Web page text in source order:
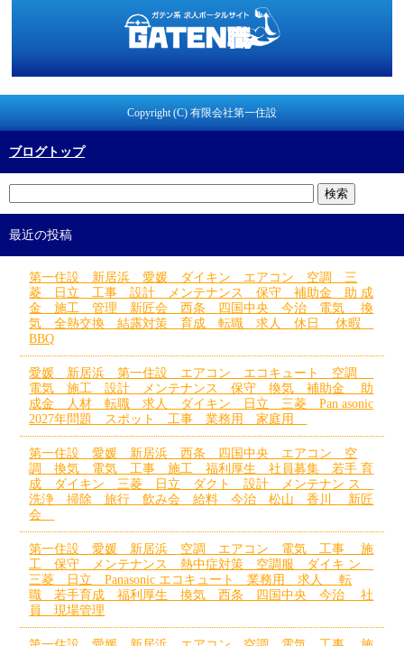
Copyright (C) 有限会社第一住設
ブログトップ
最近の投稿
第一住設 新居浜 愛媛 ダイキン エアコン 空調 三
菱 日立 工事 設計 メンテナンス 保守 補助金 助 成
金 施工 管理 新匠会 西条 四国中央 今治 電気 換
気 全熱交換 結露対策 育成 転職 求人 休日 休暇
BBQ
愛媛 新居浜 第一住設 エアコン エコキュート 空調
電気 施工 設計 メンテナンス 保守 換気 補助金 助
成金 人材 転職 求人 ダイキン 日立 三菱 Pan asonic
2027年問題 スポット 工事 業務用 家庭用
第一住設 愛媛 新居浜 西条 四国中央 エアコン 空
調 換気 電気 工事 施工 福利厚生 社員募集 若手 育
成 ダイキン 三菱 日立 ダクト 設計 メンテナン ス
洗浄 掃除 旅行 飲み会 給料 今治 松山 香川 新匠
会
第一住設 愛媛 新居浜 空調 エアコン 電気 工事 施
工 保守 メンテナンス 熱中症対策 空調服 ダイキ ン
三菱 日立 Panasonic エコキュート 業務用 求人 転
職 若手育成 福利厚生 換気 西条 四国中央 今治 社
員 現場管理